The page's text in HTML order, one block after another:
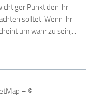
Punkt den ihr
solltet. Wenn ihr
um wahr zu sein,...
– ©